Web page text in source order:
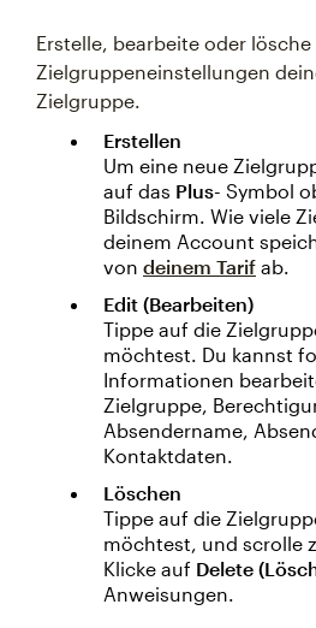
Erstelle, bearbeite oder lösche
Zielgruppeneinstellungen
Zielgruppe.
Erstellen
Um eine neue
auf das Plus- Symbol
Bildschirm. Wie viele
deinem Account
von deinem Tarif ab.
Edit (Bearbeiten)
Tippe auf die
möchtest. Du kannst
Informationen
Zielgruppe,
Absendername,
Kontaktdaten.
Löschen
Tippe auf die
möchtest, und scrolle
Klicke auf Delete
Anweisungen.